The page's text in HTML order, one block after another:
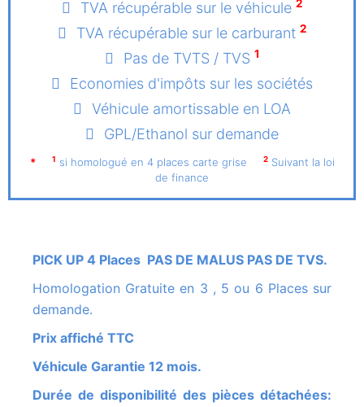
TVA récupérable sur le véhicule 2
TVA récupérable sur le carburant 2
Pas de TVTS / TVS 1
Economies d'impôts sur les sociétés
Véhicule amortissable en LOA
GPL/Ethanol sur demande
* 1 si homologué en 4 places carte grise 2 Suivant la loi
de finance
PICK UP 4 Places PAS DE MALUS PAS DE TVS.
Homologation Gratuite en 3 , 5 ou 6 Places sur
demande.
Prix affiché TTC
Véhicule Garantie 12 mois.
Durée de disponibilité des pièces détachées: